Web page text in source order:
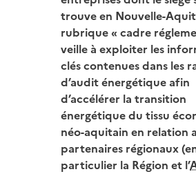
trouve en Nouvelle-
rubrique « cadre
veille à exploiter les
clés contenues dans les
d’audit énergétique afin
d’accélérer la transition
énergétique du tissu
néo-aquitain en relation
partenaires régionaux
particulier la Région et l’